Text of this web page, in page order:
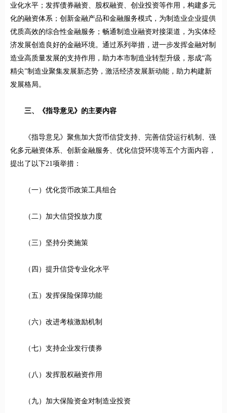
业化水平；发挥债券融资、股权融资、创业投资等作用，构建多元
化的融资体系；创新金融产品和金融服务模式，为制造业企业提供
优质高效的综合性金融服务；畅通制造业融资对接渠道，为实体经
济发展创造良好的金融环境。通过系列举措，进一步发挥金融对制
造业高质量发展的支持作用，助力本市制造业转型升级，形成“高
精尖”制造业聚集发展新态势，激活经济发展新动能，助力构建新
发展格局。
三、《指导意见》的主要内容
《指导意见》聚焦加大货币信贷支持、完善信贷运行机制、强
化多元融资体系、创新金融服务、优化信贷环境等五个方面内容，
提出了以下21项举措：
（一）优化货币政策工具组合
（二）加大信贷投放力度
（三）坚持分类施策
（四）提升信贷专业化水平
（五）发挥保险保障功能
（六）改进考核激励机制
（七）支持企业发行债券
（八）发挥股权融资作用
（九）加大保险资金对制造业投资